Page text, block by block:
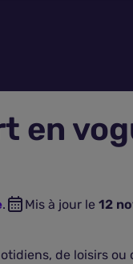
en
. Mis à jour le 12
de loisirs